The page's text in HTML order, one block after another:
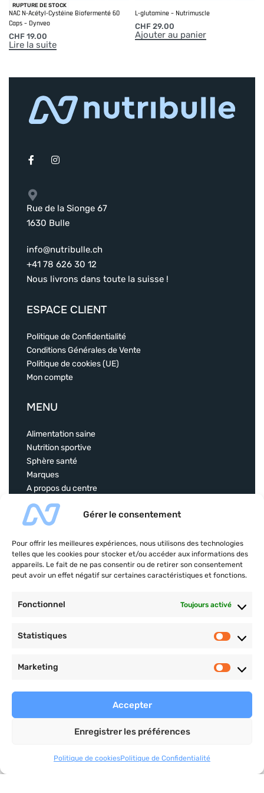
Gérer le consentement
Pour offrir les meilleures expériences, nous utilisons des technologies
telles que les cookies pour stocker et/ou accéder aux informations des
appareils. Le fait de ne pas consentir ou de retirer son consentement
peut avoir un effet négatif sur certaines caractéristiques et fonctions.
Fonctionnel Toujours activé
Statistiques
Marketing
Accepter
Enregistrer les préférences
Politique de cookiesPolitique de Confidentialité
Composition L-Tyrosine :
Par serving (1 Caps) : L-Tyrosine 500mg
RUPTURE DE STOCK
NAC N-Acétyl-Cystéine Biofermenté 60
Caps – Dynveo
CHF 19.00
Lire la suite
L-glutamine – Nutrimuscle
CHF 29.00
Ajouter au panier
Rue de la Sionge 67
1630 Bulle
info@nutribulle.ch
+41 78 626 30 12
Nous livrons dans toute la suisse !
ESPACE CLIENT
Politique de Confidentialité
Conditions Générales de Vente
Politique de cookies (UE)
Mon compte
MENU
Alimentation saine
Nutrition sportive
Sphère santé
Marques
A propos du centre
Contact
Plan nutrition et d’entrainement, objectifs
personnalisés, suivi pro et cours privés.
christophervial-coaching.com